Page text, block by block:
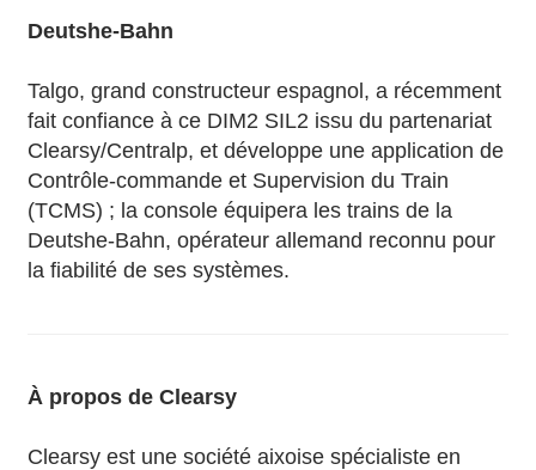
Deutshe-Bahn
Talgo, grand constructeur espagnol, a récemment
fait confiance à ce DIM2 SIL2 issu du partenariat
Clearsy/Centralp, et développe une application de
Contrôle-commande et Supervision du Train
(TCMS) ; la console équipera les trains de la
Deutshe-Bahn, opérateur allemand reconnu pour
la fiabilité de ses systèmes.
À propos de Clearsy
Clearsy est une société aixoise spécialiste en